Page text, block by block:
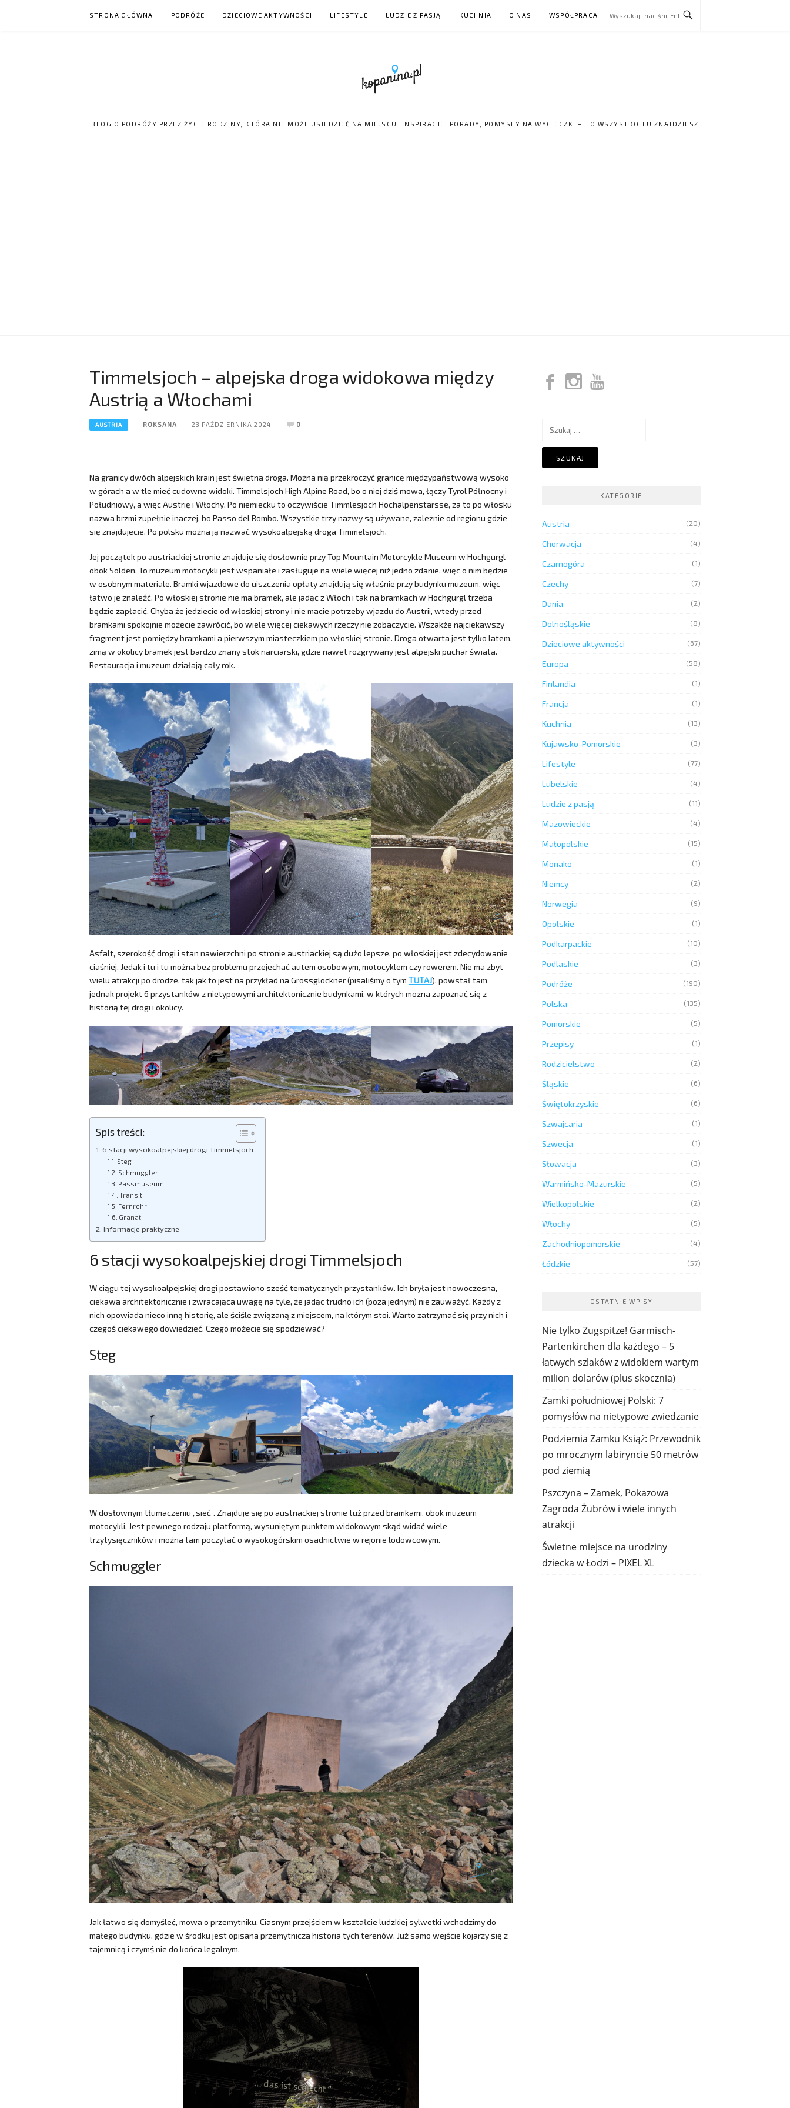
STRONA GŁÓWNA PODRÓŻE DZIECIOWE AKTYWNOŚCI LIFESTYLE LUDZIE Z PASJĄ KUCHNIA O NAS WSPÓŁPRACA
BLOG O PODRÓŻY PRZEZ ŻYCIE RODZINY, KTÓRA NIE MOŻE USIEDZIEĆ NA MIEJSCU. INSPIRACJE, PORADY, POMYSŁY NA WYCIECZKI – TO WSZYSTKO TU ZNAJDZIESZ
Timmelsjoch – alpejska droga widokowa między
Austrią a Włochami
AUSTRIA ROKSANA 23 PAŹDZIERNIKA 2024 0
Na granicy dwóch alpejskich krain jest świetna droga. Można nią przekroczyć granicę międzypaństwową wysoko
w górach a w tle mieć cudowne widoki. Timmelsjoch High Alpine Road, bo o niej dziś mowa, łączy Tyrol Północny i
Południowy, a więc Austrię i Włochy. Po niemiecku to oczywiście Timmlesjoch Hochalpenstarsse, za to po włosku
nazwa brzmi zupełnie inaczej, bo Passo del Rombo. Wszystkie trzy nazwy są używane, zależnie od regionu gdzie
się znajdujecie. Po polsku można ją nazwać wysokoalpejską droga Timmelsjoch.
Jej początek po austriackiej stronie znajduje się dosłownie przy Top Mountain Motorcykle Museum w Hochgurgl
obok Solden. To muzeum motocykli jest wspaniałe i zasługuje na wiele więcej niż jedno zdanie, więc o nim będzie
w osobnym materiale. Bramki wjazdowe do uiszczenia opłaty znajdują się właśnie przy budynku muzeum, więc
łatwo je znaleźć. Po włoskiej stronie nie ma bramek, ale jadąc z Włoch i tak na bramkach w Hochgurgl trzeba
będzie zapłacić. Chyba że jedziecie od włoskiej strony i nie macie potrzeby wjazdu do Austrii, wtedy przed
bramkami spokojnie możecie zawrócić, bo wiele więcej ciekawych rzeczy nie zobaczycie. Wszakże najciekawszy
fragment jest pomiędzy bramkami a pierwszym miasteczkiem po włoskiej stronie. Droga otwarta jest tylko latem,
zimą w okolicy bramek jest bardzo znany stok narciarski, gdzie nawet rozgrywany jest alpejski puchar świata.
Restauracja i muzeum działają cały rok.
Asfalt, szerokość drogi i stan nawierzchni po stronie austriackiej są dużo lepsze, po włoskiej jest zdecydowanie
ciaśniej. Jedak i tu i tu można bez problemu przejechać autem osobowym, motocyklem czy rowerem. Nie ma zbyt
wielu atrakcji po drodze, tak jak to jest na przykład na Grossglockner (pisaliśmy o tym TUTAJ), powstał tam
jednak projekt 6 przystanków z nietypowymi architektonicznie budynkami, w których można zapoznać się z
historią tej drogi i okolicy.
Spis treści:
6 stacji wysokoalpejskiej drogi Timmelsjoch
Steg
Schmuggler
Passmuseum
Transit
Fernrohr
Granat
Informacje praktyczne
6 stacji wysokoalpejskiej drogi Timmelsjoch
W ciągu tej wysokoalpejskiej drogi postawiono sześć tematycznych przystanków. Ich bryła jest nowoczesna,
ciekawa architektonicznie i zwracająca uwagę na tyle, że jadąc trudno ich (poza jednym) nie zauważyć. Każdy z
nich opowiada nieco inną historię, ale ściśle związaną z miejscem, na którym stoi. Warto zatrzymać się przy nich i
czegoś ciekawego dowiedzieć. Czego możecie się spodziewać?
Steg
W dosłownym tłumaczeniu „sieć”. Znajduje się po austriackiej stronie tuż przed bramkami, obok muzeum
motocykli. Jest pewnego rodzaju platformą, wysuniętym punktem widokowym skąd widać wiele
trzytysięczników i można tam poczytać o wysokogórskim osadnictwie w rejonie lodowcowym.
Schmuggler
Jak łatwo się domyśleć, mowa o przemytniku. Ciasnym przejściem w kształcie ludzkiej sylwetki wchodzimy do
małego budynku, gdzie w środku jest opisana przemytnicza historia tych terenów. Już samo wejście kojarzy się z
tajemnicą i czymś nie do końca legalnym.
Szukaj:
KATEGORIE
Austria (20)
Chorwacja (4)
Czarnogóra (1)
Czechy (7)
Dania (2)
Dolnośląskie (8)
Dzieciowe aktywności (67)
Europa (58)
Finlandia (1)
Francja (1)
Kuchnia (13)
Kujawsko-Pomorskie (3)
Lifestyle (77)
Lubelskie (4)
Ludzie z pasją (11)
Mazowieckie (4)
Małopolskie (15)
Monako (1)
Niemcy (2)
Norwegia (9)
Opolskie (1)
Podkarpackie (10)
Podlaskie (3)
Podróże (190)
Polska (135)
Pomorskie (5)
Przepisy (1)
Rodzicielstwo (2)
Śląskie (6)
Świętokrzyskie (6)
Szwajcaria (1)
Szwecja (1)
Słowacja (3)
Warmińsko-Mazurskie (5)
Wielkopolskie (2)
Włochy (5)
Zachodniopomorskie (4)
Łódzkie (57)
OSTATNIE WPISY
Nie tylko Zugspitze! Garmisch-
Partenkirchen dla każdego – 5
łatwych szlaków z widokiem wartym
milion dolarów (plus skocznia)
Zamki południowej Polski: 7
pomysłów na nietypowe zwiedzanie
Podziemia Zamku Książ: Przewodnik
po mrocznym labiryncie 50 metrów
pod ziemią
Pszczyna – Zamek, Pokazowa
Zagroda Żubrów i wiele innych
atrakcji
Świetne miejsce na urodziny
dziecka w Łodzi – PIXEL XL